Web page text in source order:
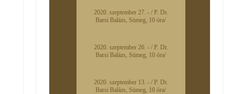
2020. szeptember 27. - / P. Dr.
Barsi Balázs, Sümeg, 10 óra/
2020. szeptember 20. - / P. Dr.
Barsi Balázs, Sümeg, 10 óra/
2020. szeptember 13. - / P. Dr.
Barsi Balázs, Sümeg, 10 óra/